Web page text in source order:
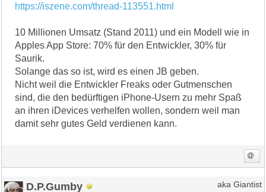
https://iszene.com/thread-113551.html
10 Millionen Umsatz (Stand 2011) und ein Modell wie in
Apples App Store: 70% für den Entwickler, 30% für
Saurik.
Solange das so ist, wird es einen JB geben.
Nicht weil die Entwickler Freaks oder Gutmenschen
sind, die den bedürftigen iPhone-Usern zu mehr Spaß
an ihren iDevices verhelfen wollen, sondern weil man
damit sehr gutes Geld verdienen kann.
D.P.Gumby aka Giantist